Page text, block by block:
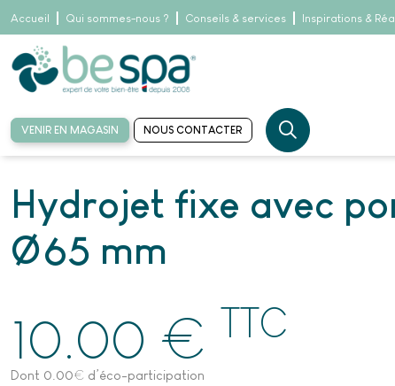
Accueil Qui sommes-nous ? Conseils & services Inspirations &
VENIR EN MAGASIN NOUS CONTACTER
Accueil Pièces détachées Jets & porte-jets Jet design 4
Hydrojet fixe avec
Ø 65 mm
10.00 € TTC
Dont 0.00€ d’éco-participation